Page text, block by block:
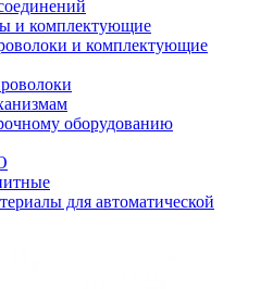
и комплектующие
и комплектующие
оборудованию
для автоматической